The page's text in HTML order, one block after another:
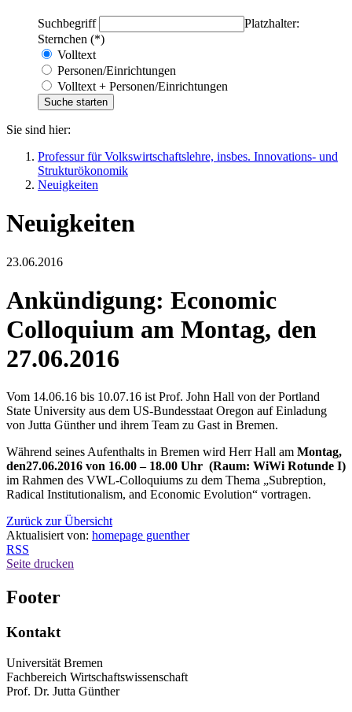
Suchbegriff
Platzhalter:
Sternchen (*)
Volltext
Personen/Einrichtungen
Volltext + Personen/Einrichtungen
Sie sind hier:
Professur für Volkswirtschaftslehre, insbes. Innovations- und
Strukturökonomik
Neuigkeiten
Neuigkeiten
23.06.2016
Ankündigung: Economic
Colloquium am Montag, den
27.06.2016
Vom 14.06.16 bis 10.07.16 ist Prof. John Hall von der Portland
State University aus dem US-Bundesstaat Oregon auf Einladung
von Jutta Günther und ihrem Team zu Gast in Bremen.
Während seines Aufenthalts in Bremen wird Herr Hall am Montag,
den27.06.2016 von 16.00 – 18.00 Uhr (Raum: WiWi Rotunde I)
im Rahmen des VWL-Colloquiums zu dem Thema „Subreption,
Radical Institutionalism, and Economic Evolution“ vortragen.
Zurück zur Übersicht
Aktualisiert von: homepage guenther
RSS
Seite drucken
Footer
Kontakt
Universität Bremen
Fachbereich Wirtschaftswissenschaft
Prof. Dr. Jutta Günther